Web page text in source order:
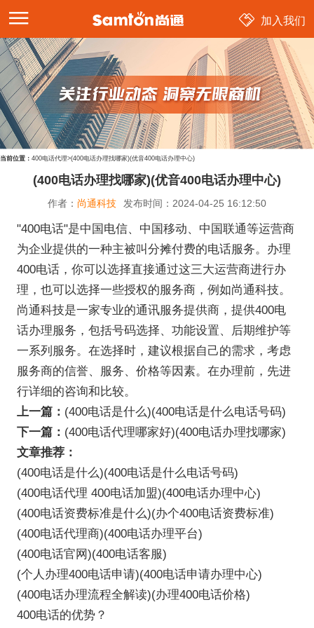
加入我们
当前位置： 400电话代理>(400电话办理找哪家)(优音400电话办理中心)
(400电话办理找哪家)(优音400电话办理中心)
作者： 尚通科技 发布时间： 2024-04-25 16:12:50
"400电话"是中国电信、中国移动、中国联通等运营商
为企业提供的一种主被叫分摊付费的电话服务。办理
400电话，你可以选择直接通过这三大运营商进行办
理，也可以选择一些授权的服务商，例如尚通科技。
尚通科技是一家专业的通讯服务提供商，提供400电
话办理服务，包括号码选择、功能设置、后期维护等
一系列服务。在选择时，建议根据自己的需求，考虑
服务商的信誉、服务、价格等因素。在办理前，先进
行详细的咨询和比较。
上一篇： (400电话是什么)(400电话是什么电话号码)
下一篇： (400电话代理哪家好)(400电话办理找哪家)
文章推荐：
(400电话是什么)(400电话是什么电话号码)
(400电话代理 400电话加盟)(400电话办理中心)
(400电话资费标准是什么)(办个400电话资费标准)
(400电话代理商)(400电话办理平台)
(400电话官网)(400电话客服)
(个人办理400电话申请)(400电话申请办理中心)
(400电话办理流程全解读)(办理400电话价格)
400电话的优势？